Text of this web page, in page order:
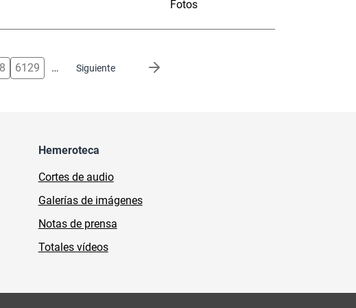
Fotos
6129 … Siguiente
Siguiente página
Hemeroteca
Cortes de audio
Galerías de imágenes
Notas de prensa
Totales vídeos